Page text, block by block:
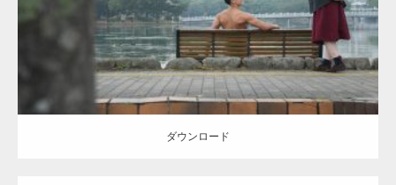
ダウンロード
ダウンロード